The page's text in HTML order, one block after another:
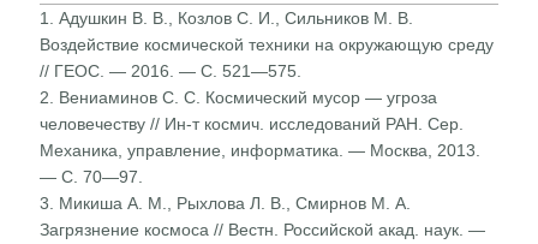
1. Адушкин В. В., Козлов С. И., Сильников М. В.
Воздействие космической техники на окружающую среду
// ГЕОС. — 2016. — C. 521—575.
2. Вениаминов С. С. Космический мусор — угроза
человечеству // Ин-т космич. исследований РАН. Сер.
Механика, управление, информатика. — Москва, 2013.
— С. 70—97.
3. Микиша А. М., Рыхлова Л. В., Смирнов М. А.
Загрязнение космоса // Вестн. Российской акад. наук. —